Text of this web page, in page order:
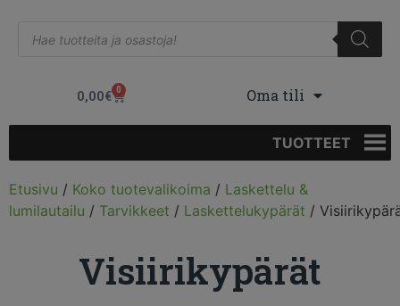
0,00€ 0 Oma tili
TUOTTEET
Etusivu / Koko tuotevalikoima / Laskettelu &
lumilautailu / Tarvikkeet / Laskettelukypärät /
Visiirikypärät